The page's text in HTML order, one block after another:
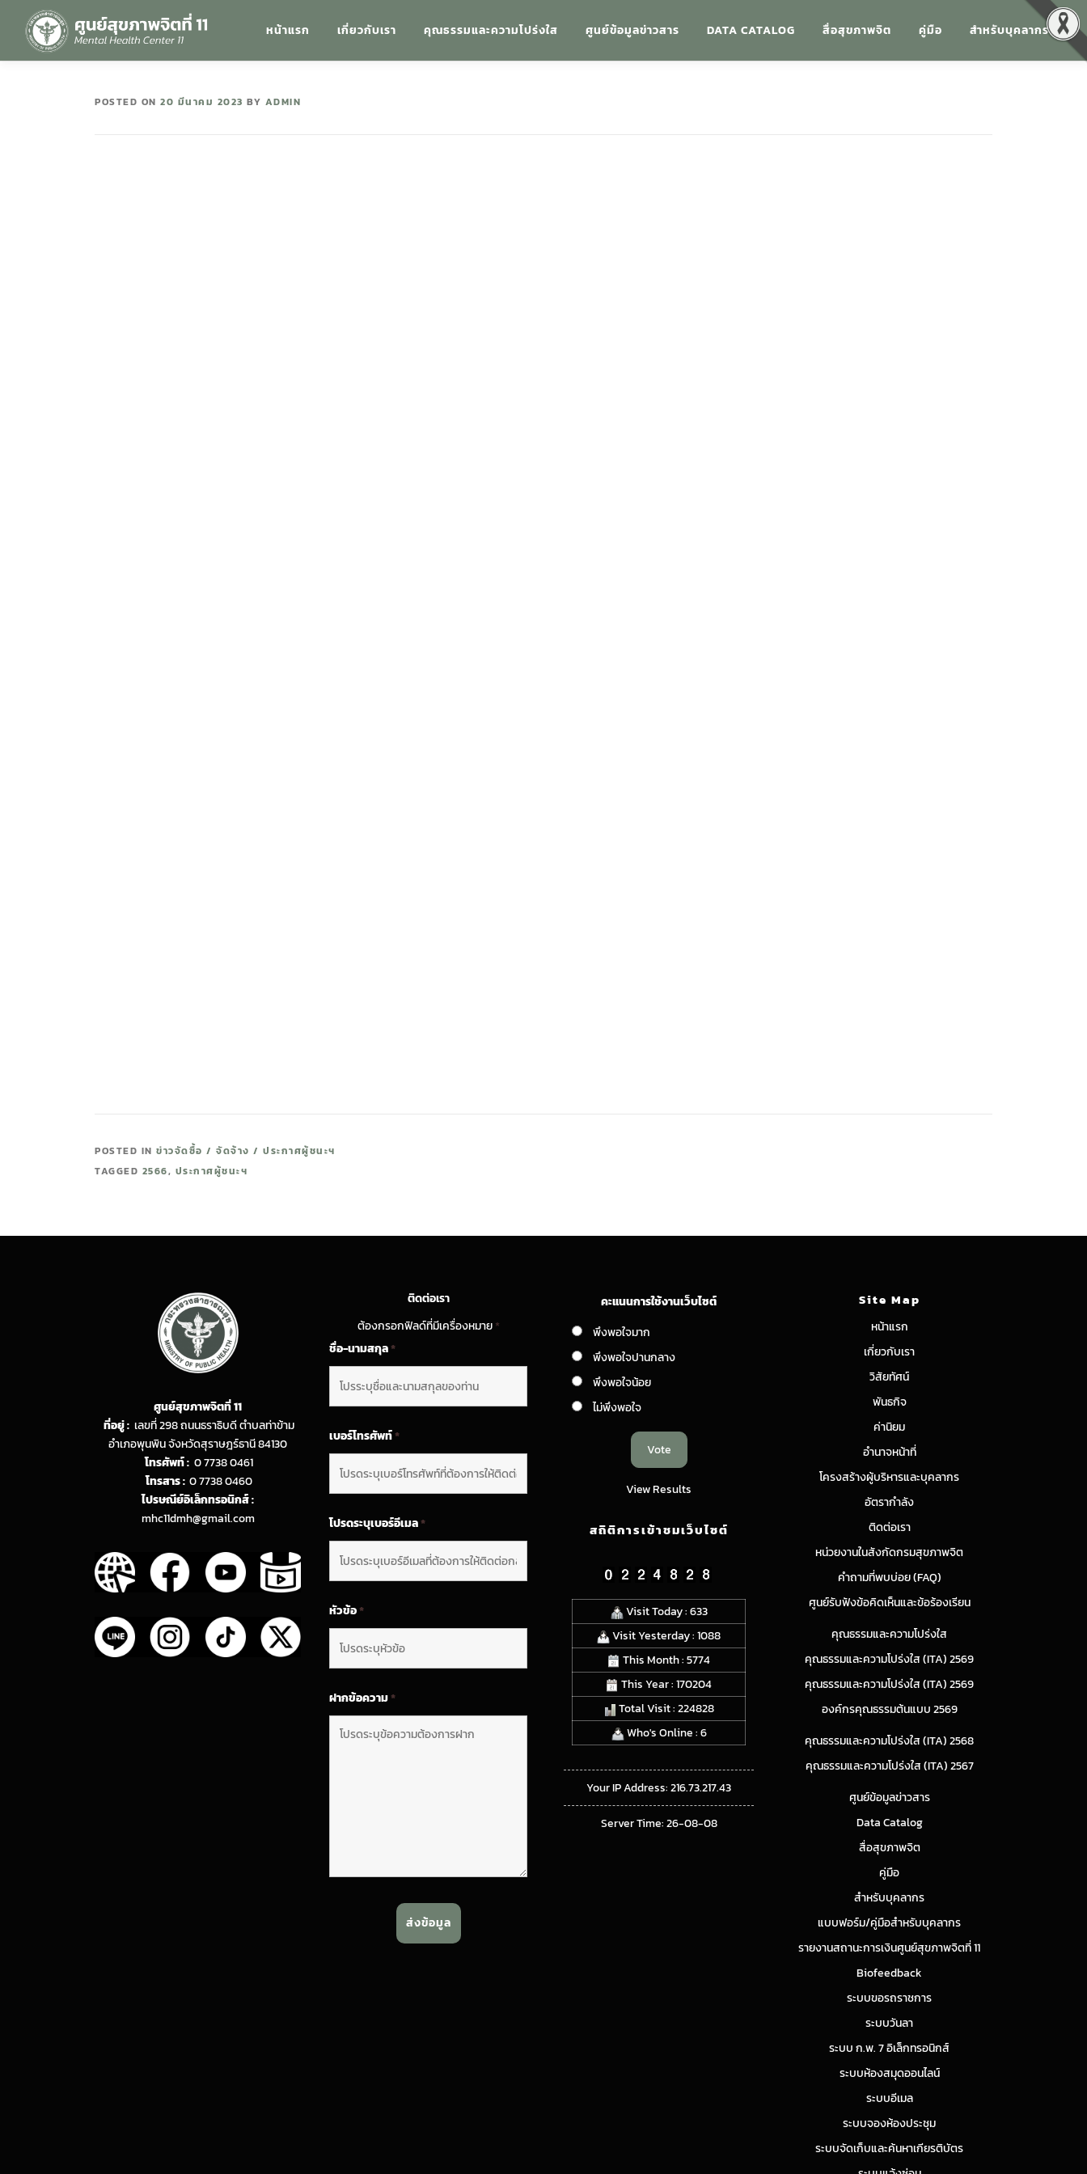
หน้าแรก เกี่ยวกับเรา คุณธรรมและความโปร่งใส ศูนย์ข้อมูลข่าวสาร DATA CATALOG สื่อสุขภาพจิต คู่มือ สำหรับบุคลากร
POSTED ON 20 มีนาคม 2023 BY ADMIN
POSTED IN ข่าวจัดซื้อ / จัดจ้าง / ประกาศผู้ชนะฯ
TAGGED 2566, ประกาศผู้ชนะฯ
ศูนย์สุขภาพจิตที่ 11
ที่อยู่ : เลขที่ 298 ถนนธราธิบดี ตำบลท่าข้าม
อำเภอพุนพิน จังหวัดสุราษฎร์ธานี 84130
โทรศัพท์ : 0 7738 0461
โทรสาร : 0 7738 0460
ไปรษณีย์อิเล็กทรอนิกส์ :
mhc11dmh@gmail.com
ติดต่อเรา
ต้องกรอกฟิลด์ที่มีเครื่องหมาย*
ชื่อ-นามสกุล*
เบอร์โทรศัพท์*
โปรดระบุเบอร์อีเมล*
หัวข้อ*
ฝากข้อความ*
คะแนนการใช้งานเว็บไซต์
พึงพอใจมาก
พึงพอใจปานกลาง
พึงพอใจน้อย
ไม่พึงพอใจ
View Results
สถิติการเข้าชมเว็บไซต์
Visit Today : 633
Visit Yesterday : 1088
This Month : 5774
This Year : 170204
Total Visit : 224828
Who's Online : 6
Your IP Address: 216.73.217.43
Server Time: 26-08-08
Site Map
หน้าแรก
เกี่ยวกับเรา
วิสัยทัศน์
พันธกิจ
ค่านิยม
อำนาจหน้าที่
โครงสร้างผู้บริหารและบุคลากร
อัตรากำลัง
ติดต่อเรา
หน่วยงานในสังกัดกรมสุขภาพจิต
คำถามที่พบบ่อย (FAQ)
ศูนย์รับฟังข้อคิดเห็นและข้อร้องเรียน
คุณธรรมและความโปร่งใส
คุณธรรมและความโปร่งใส (ITA) 2569
คุณธรรมและความโปร่งใส (ITA) 2569
องค์กรคุณธรรมต้นแบบ 2569
คุณธรรมและความโปร่งใส (ITA) 2568
คุณธรรมและความโปร่งใส (ITA) 2567
ศูนย์ข้อมูลข่าวสาร
Data Catalog
สื่อสุขภาพจิต
คู่มือ
สำหรับบุคลากร
แบบฟอร์ม/คู่มือสำหรับบุคลากร
รายงานสถานะการเงินศูนย์สุขภาพจิตที่ 11
Biofeedback
ระบบขอรถราชการ
ระบบวันลา
ระบบ ก.พ. 7 อิเล็กทรอนิกส์
ระบบห้องสมุดออนไลน์
ระบบอีเมล
ระบบจองห้องประชุม
ระบบจัดเก็บและค้นหาเกียรติบัตร